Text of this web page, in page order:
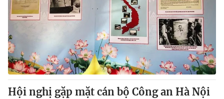
Học trực tuyến
Hitech Công nghệ tương lai
Sản phẩm
Thị trường
Tư vấn
Giao lưu trực tuyến
Lịch phát sóng
Chuyên mục khác
Hội nghị gặp mặt cán bộ Công an Hà Nội